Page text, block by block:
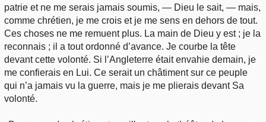
patrie et ne me serais jamais soumis, — Dieu le sait, — mais,
comme chrétien, je me crois et je me sens en dehors de tout.
Ces choses ne me remuent plus. La main de Dieu y est ; je la
reconnais ; il a tout ordonné d’avance. Je courbe la tête
devant cette volonté. Si l’Angleterre était envahie demain, je
me confierais en Lui. Ce serait un châtiment sur ce peuple
qui n’a jamais vu la guerre, mais je me plierais devant Sa
volonté.